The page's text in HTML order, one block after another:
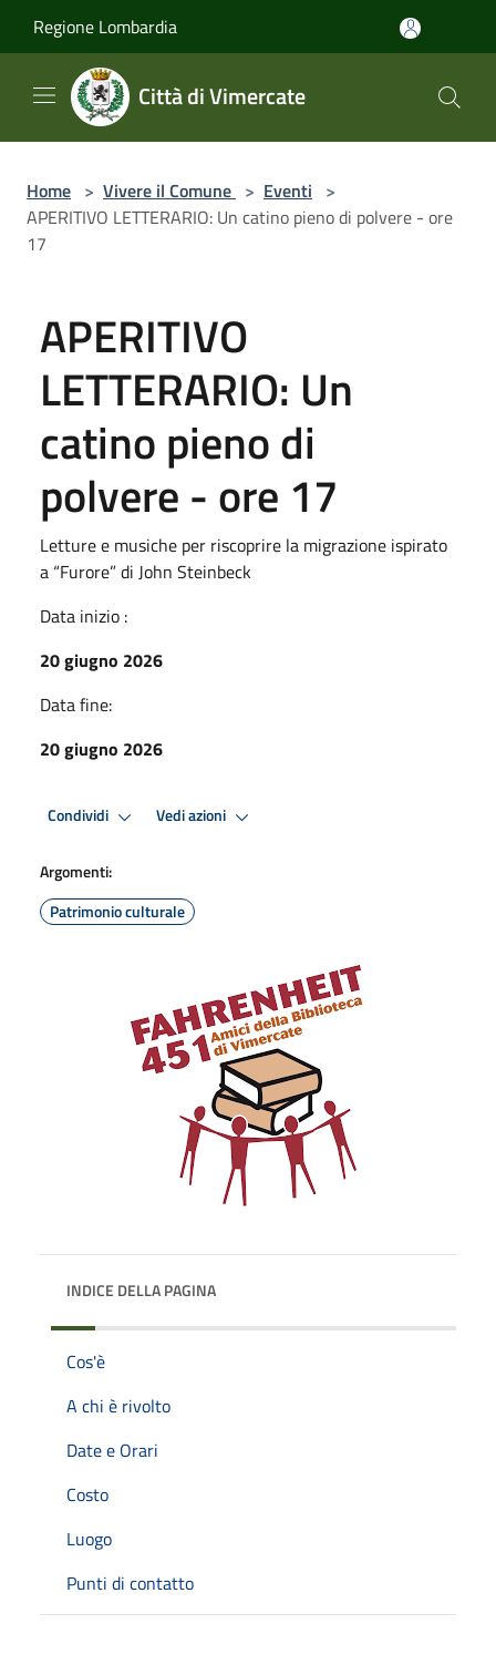
Regione Lombardia
Città di Vimercate
Home > Vivere il Comune > Eventi >
APERITIVO LETTERARIO: Un catino pieno di polvere - ore
17
APERITIVO
LETTERARIO: Un
catino pieno di
polvere - ore 17
Letture e musiche per riscoprire la migrazione ispirato
a “Furore” di John Steinbeck
Data inizio :
20 giugno 2026
Data fine:
20 giugno 2026
Condividi Vedi azioni
Argomenti:
Patrimonio culturale
INDICE DELLA PAGINA
Cos'è
A chi è rivolto
Date e Orari
Costo
Luogo
Punti di contatto